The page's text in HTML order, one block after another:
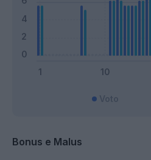
Bonus e Malus